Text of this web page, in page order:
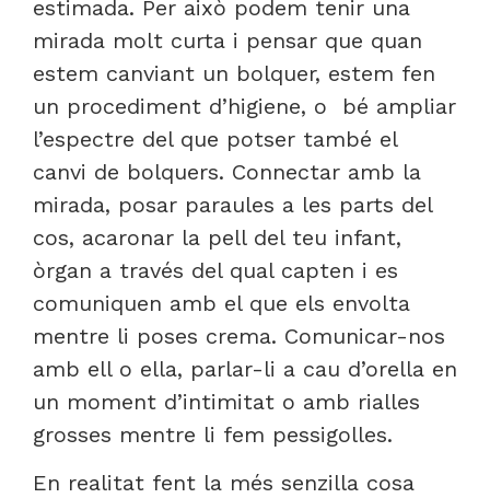
estimada. Per això podem tenir una
mirada molt curta i pensar que quan
estem canviant un bolquer, estem fen
un procediment d’higiene, o bé ampliar
l’espectre del que potser també el
canvi de bolquers. Connectar amb la
mirada, posar paraules a les parts del
cos, acaronar la pell del teu infant,
òrgan a través del qual capten i es
comuniquen amb el que els envolta
mentre li poses crema. Comunicar-nos
amb ell o ella, parlar-li a cau d’orella en
un moment d’intimitat o amb rialles
grosses mentre li fem pessigolles.
En realitat fent la més senzilla cosa